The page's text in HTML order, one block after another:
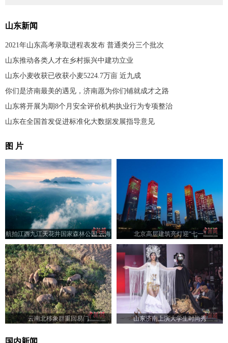
山东新闻
2021年山东高考录取进程表发布 普通类分三个批次
山东推动各类人才在乡村振兴中建功立业
山东小麦收获已收获小麦5224.7万亩 近九成
你们是济南最美的遇见，济南愿为你们铺就成才之路
山东将开展为期8个月安全评价机构执业行为专项整治
山东在全国首发促进标准化大数据发展指导意见
图 片
航拍江西九江天花井国家森林公园 云海
翻腾景色壮美
北京高层建筑亮灯迎“七一”
云南北移象群重回易门 山东济南上演大学生时尚秀